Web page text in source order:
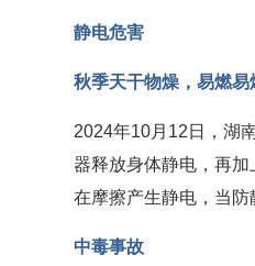
静电危害
秋季天干物燥，易燃易
2024年10月12日，湖
器释放身体静电，再
在摩擦产生静电，当防
中毒事故